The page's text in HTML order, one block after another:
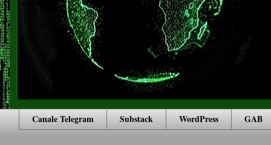
Canale Telegram Substack WordPress GAB